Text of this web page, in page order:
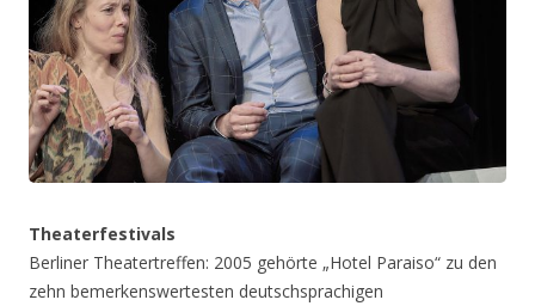
Theaterfestivals
Berliner Theatertreffen: 2005 gehörte „Hotel Paraiso“ zu den
zehn bemerkenswertesten deutschsprachigen